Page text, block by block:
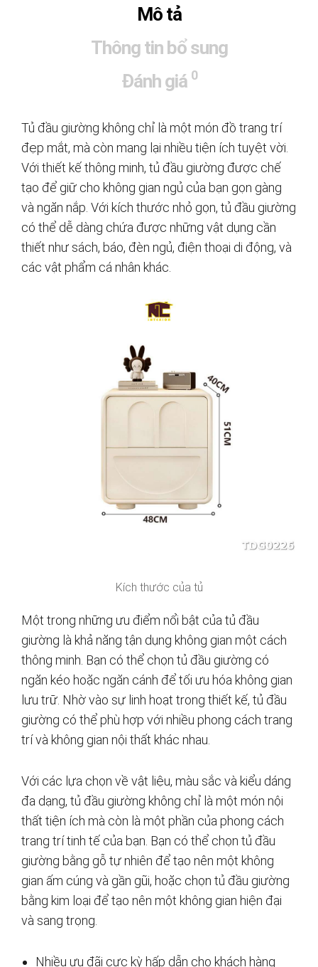
Mô tả
Thông tin bổ sung
Đánh giá 0
Tủ đầu giường không chỉ là một món đồ trang trí
đẹp mắt, mà còn mang lại nhiều tiện ích tuyệt vời.
Với thiết kế thông minh, tủ đầu giường được chế
tạo để giữ cho không gian ngủ của bạn gọn gàng
và ngăn nắp. Với kích thước nhỏ gọn, tủ đầu giường
có thể dễ dàng chứa được những vật dụng cần
thiết như sách, báo, đèn ngủ, điện thoại di động, và
các vật phẩm cá nhân khác.
Kích thước của tủ
Một trong những ưu điểm nổi bật của tủ đầu
giường là khả năng tận dụng không gian một cách
thông minh. Bạn có thể chọn tủ đầu giường có
ngăn kéo hoặc ngăn cánh để tối ưu hóa không gian
lưu trữ. Nhờ vào sự linh hoạt trong thiết kế, tủ đầu
giường có thể phù hợp với nhiều phong cách trang
trí và không gian nội thất khác nhau.
Với các lựa chọn về vật liệu, màu sắc và kiểu dáng
đa dạng, tủ đầu giường không chỉ là một món nội
thất tiện ích mà còn là một phần của phong cách
trang trí tinh tế của bạn. Bạn có thể chọn tủ đầu
giường bằng gỗ tự nhiên để tạo nên một không
gian ấm cúng và gần gũi, hoặc chọn tủ đầu giường
bằng kim loại để tạo nên một không gian hiện đại
và sang trọng.
Nhiều ưu đãi cực kỳ hấp dẫn cho khách hàng